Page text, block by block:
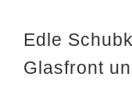
Edle
Glasfront